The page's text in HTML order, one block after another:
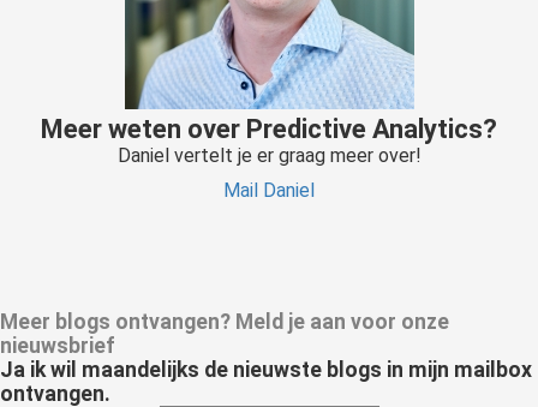
Meer weten over Predictive Analytics?
Daniel vertelt je er graag meer over!
Mail Daniel
Meer blogs ontvangen? Meld je aan voor onze
nieuwsbrief
Ja ik wil maandelijks de nieuwste blogs in mijn mailbox
ontvangen.